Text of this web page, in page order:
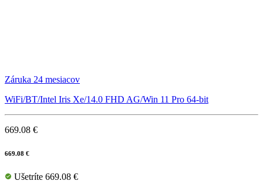
Záruka 24 mesiacov
WiFi/BT/Intel Iris Xe/14.0 FHD AG/Win 11 Pro 64-bit
669.08 €
669.08 €
Ušetríte 669.08 €